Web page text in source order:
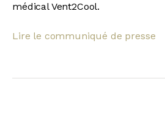
médical Vent2Cool.
Lire le communiqué de presse